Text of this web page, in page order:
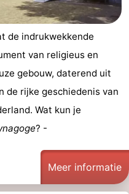
de indrukwekkende
van religieus en
gebouw, daterend uit
de rijke geschiedenis van
Wat kun je
? -
Meer informatie